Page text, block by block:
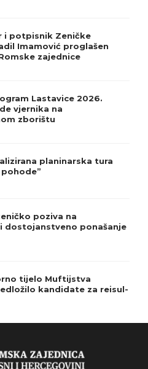
i potpisnik Zeničke
Imamović proglašen
zajednice
Lastavice 2026.
vjernika na
zborištu
planinarska tura
poziva na
dostojanstveno ponašanje
tijelo Muftijstva
kandidate za reisul-